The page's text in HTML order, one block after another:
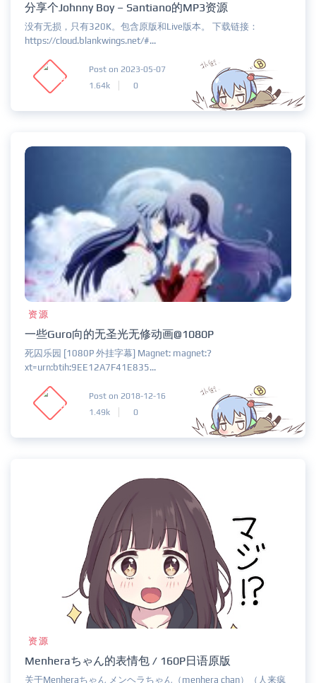
分享个Johnny Boy – Santiano的MP3资源
没有无损，只有320K。包含原版和Live版本。 下载链接：
https://cloud.blankwings.net/#...
Post on 2023-05-07
1.64k
0
资源
一些Guro向的无圣光无修动画@1080P
死囚乐园 [1080P 外挂字幕] Magnet: magnet:?
xt=urn:btih:9EE12A7F41E835...
Post on 2018-12-16
1.49k
0
资源
Menheraちゃん的表情包 / 160P日语原版
关于Menheraちゃん メンヘラちゃん（menhera chan）（人来疯